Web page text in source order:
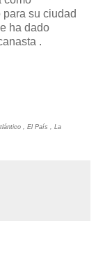
su ciudad
ha dado
.
, El País , La